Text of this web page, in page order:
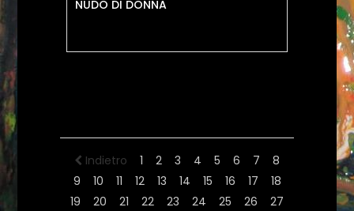
NUDO DI DONNA
Indietro 1 2 3 4 5 6 7
8
9
10 11 12 13 14 15 16 17
18
19
20 21 22 23 24 25 26
27